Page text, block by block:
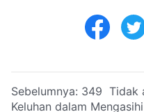
Sebelumnya: 349 Tidak
Keluhan dalam